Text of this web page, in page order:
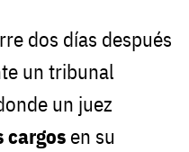
dos días después
un tribunal
un juez
cargos en su